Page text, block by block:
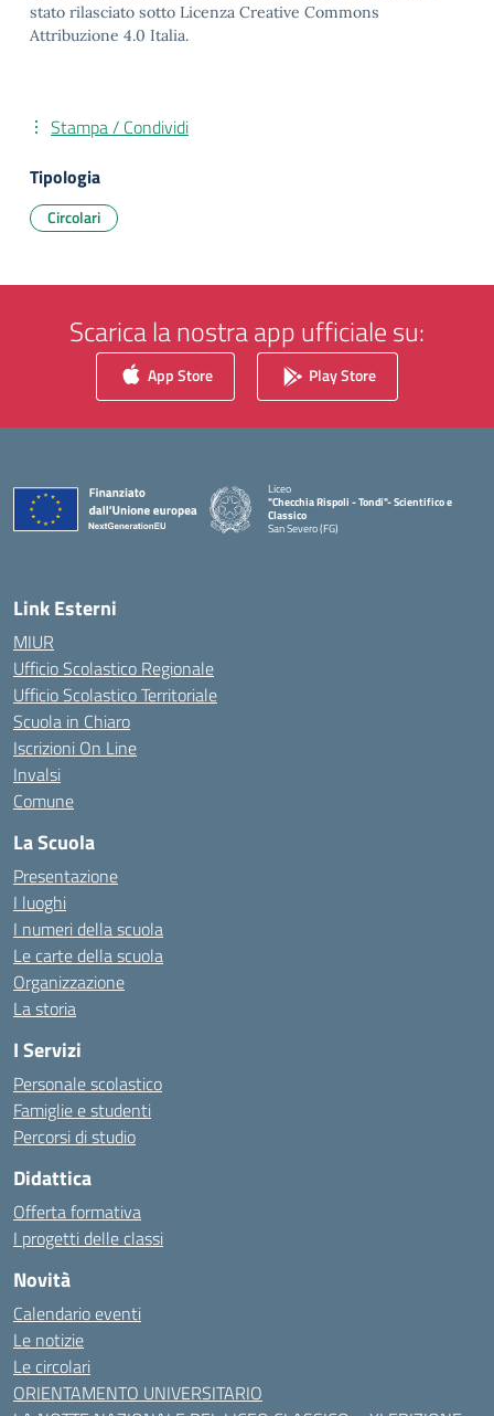
stato rilasciato sotto Licenza Creative Commons
Attribuzione 4.0 Italia.
Stampa / Condividi
Tipologia
Circolari
Scarica la nostra app ufficiale su:
App Store Play Store
Liceo
"Checchia Rispoli - Tondi"- Scientifico e
Classico
San Severo (FG)
Link Esterni
MIUR
Ufficio Scolastico Regionale
Ufficio Scolastico Territoriale
Scuola in Chiaro
Iscrizioni On Line
Invalsi
Comune
La Scuola
Presentazione
I luoghi
I numeri della scuola
Le carte della scuola
Organizzazione
La storia
I Servizi
Personale scolastico
Famiglie e studenti
Percorsi di studio
Didattica
Offerta formativa
I progetti delle classi
Novità
Calendario eventi
Le notizie
Le circolari
ORIENTAMENTO UNIVERSITARIO